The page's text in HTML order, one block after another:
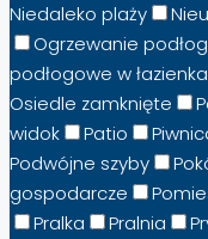
Niedaleko plaży
Ogrzewanie
podłogowe w
Osiedle zamknięte
widok
Patio
Podwójne szyby
gospodarcze
Pralka
Pralnia